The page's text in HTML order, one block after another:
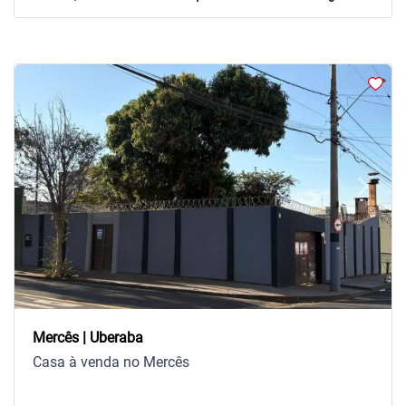
arrow_back_iosPrevious arrow_forward_ios
Next
Mercês | Uberaba
Casa à venda no Mercês